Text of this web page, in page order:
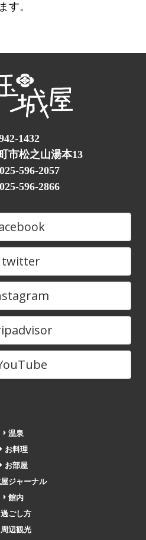
す。
1432
市松之山湯本13
596-2057
596-2866
twitter
温泉
お料理
お部屋
ジャーナル
館内
過ごし方
周辺観光